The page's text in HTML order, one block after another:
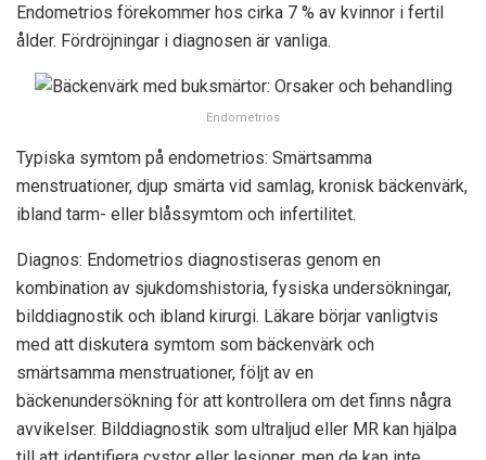
Endometrios förekommer hos cirka 7 % av kvinnor i fertil
ålder. Fördröjningar i diagnosen är vanliga.
Endometrios
Typiska symtom på endometrios: Smärtsamma
menstruationer, djup smärta vid samlag, kronisk bäckenvärk,
ibland tarm- eller blåssymtom och infertilitet.
Diagnos: Endometrios diagnostiseras genom en
kombination av sjukdomshistoria, fysiska undersökningar,
bilddiagnostik och ibland kirurgi. Läkare börjar vanligtvis
med att diskutera symtom som bäckenvärk och
smärtsamma menstruationer, följt av en
bäckenundersökning för att kontrollera om det finns några
avvikelser. Bilddiagnostik som ultraljud eller MR kan hjälpa